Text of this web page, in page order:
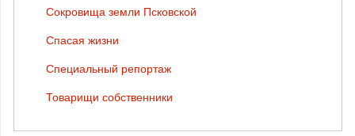
Сокровища земли Псковской
Спасая жизни
Специальный репортаж
Товарищи собственники